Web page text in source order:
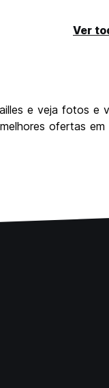
Ver
e veja fotos e
ofertas